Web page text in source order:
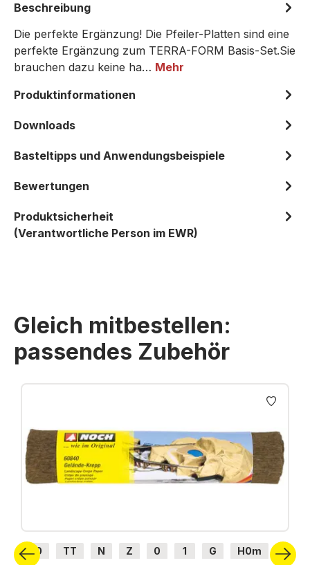
Beschreibung
Die perfekte Ergänzung! Die Pfeiler-Platten sind eine
perfekte Ergänzung zum TERRA-FORM Basis-Set.Sie
brauchen dazu keine ha… Mehr
Produktinformationen
Downloads
Basteltipps und Anwendungsbeispiele
Bewertungen
Produktsicherheit
(Verantwortliche Person im EWR)
Gleich mitbestellen:
passendes Zubehör
Produktgalerie überspringen
H0 TT N Z 0 1 G H0m